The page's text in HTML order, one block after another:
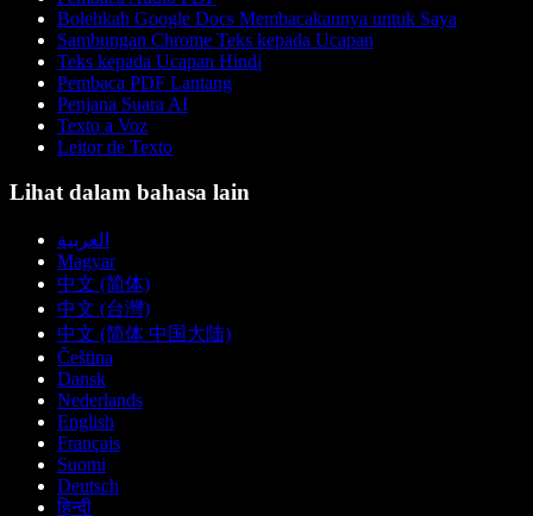
Bolehkah Google Docs Membacakannya untuk Saya
Sambungan Chrome Teks kepada Ucapan
Teks kepada Ucapan Hindi
Pembaca PDF Lantang
Penjana Suara AI
Texto a Voz
Leitor de Texto
Lihat dalam bahasa lain
العربية
Magyar
中文 (简体)
中文 (台灣)
中文 (简体 中国大陆)
Čeština
Dansk
Nederlands
English
Français
Suomi
Deutsch
हिन्दी